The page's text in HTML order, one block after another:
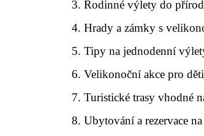
Rodinné výlety do
Hrady a zámky s
Tipy na jednodenní
Velikonoční akce pro
Turistické trasy vhodné
Ubytování a rezervace